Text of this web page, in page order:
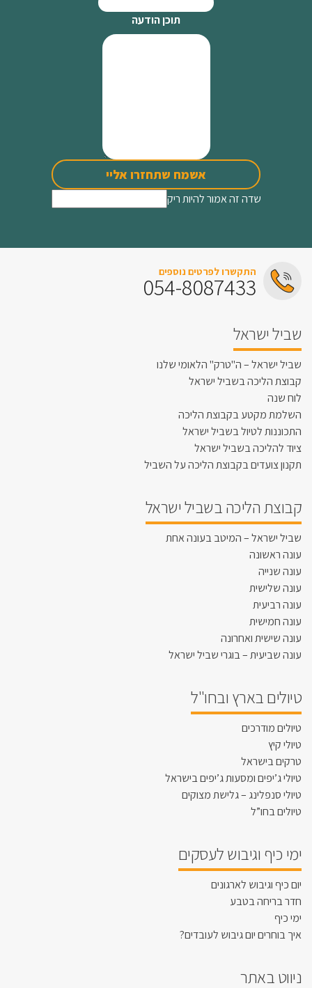
תוכן הודעה
אשמח שתחזרו אליי
שדה זה אמור להיות ריק
התקשרו לפרטים נוספים
054-8087433
שביל ישראל
שביל ישראל – ה"טרק" הלאומי שלנו
קבוצת הליכה בשביל ישראל
לוח שנה
השלמת מקטע בקבוצת הליכה
התכוננות לטיול בשביל ישראל
ציוד להליכה בשביל ישראל
תקנון צועדים בקבוצת הליכה על השביל
קבוצת הליכה בשביל ישראל
שביל ישראל – המיטב בעונה אחת
עונה ראשונה
עונה שנייה
עונה שלישית
עונה רביעית
עונה חמישית
עונה שישית ואחרונה
עונה שביעית – בוגרי שביל ישראל
טיולים בארץ ובחו"ל
טיולים מודרכים
טיולי קיץ
טרקים בישראל
טיולי ג’יפים ומסעות ג’יפים בישראל
טיולי סנפלינג – גלישת מצוקים
טיולים בחו”ל
ימי כיף וגיבוש לעסקים
יום כיף וגיבוש לארגונים
חדר בריחה בטבע
ימי כיף
איך בוחרים יום גיבוש לעובדים?
ניווט באתר